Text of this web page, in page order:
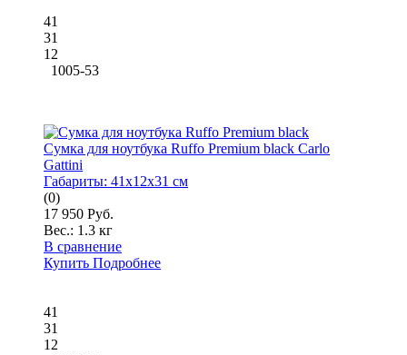
41
31
12
1005-53
Сумка для ноутбука Ruffo Premium black Carlo
Gattini
Габариты: 41x12x31 см
(0)
17 950 Руб.
Вес.: 1.3 кг
В сравнение
Купить Подробнее
41
31
12